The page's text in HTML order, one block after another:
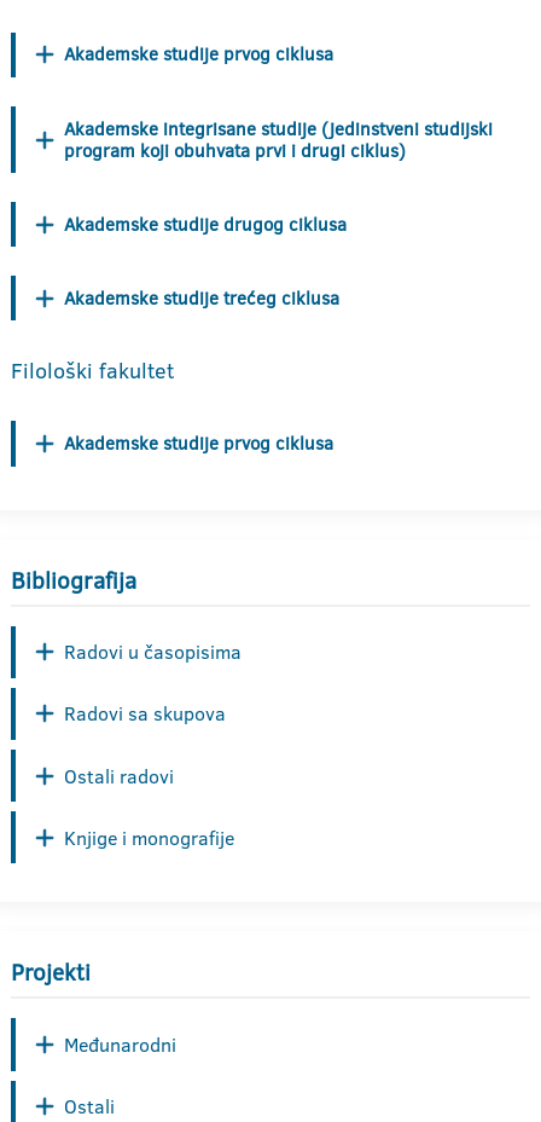
Akademske studije prvog ciklusa
Akademske integrisane studije (jedinstveni studijski
program koji obuhvata prvi i drugi ciklus)
Akademske studije drugog ciklusa
Akademske studije trećeg ciklusa
Filološki fakultet
Akademske studije prvog ciklusa
Bibliografija
Radovi u časopisima
Radovi sa skupova
Ostali radovi
Knjige i monografije
Projekti
Međunarodni
Ostali